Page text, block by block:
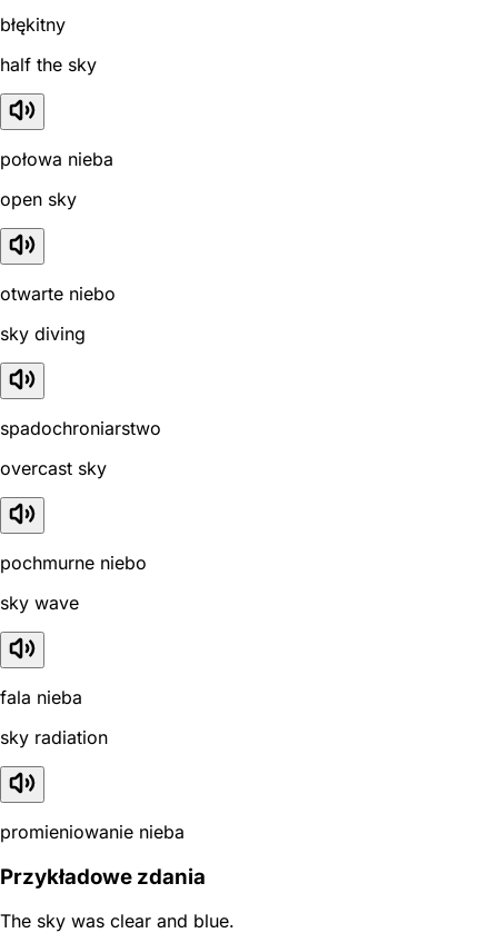
błękitny
half the sky
połowa nieba
open sky
otwarte niebo
sky diving
spadochroniarstwo
overcast sky
pochmurne niebo
sky wave
fala nieba
sky radiation
promieniowanie nieba
Przykładowe zdania
The sky was clear and blue.